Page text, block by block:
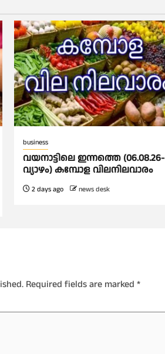
business
വയനാട്ടിലെ ഇന്നത്തെ (06.08.26-
വ്യാഴം) കമ്പോള വിലനിലവാരം
2 days ago news desk
Required fields are marked *